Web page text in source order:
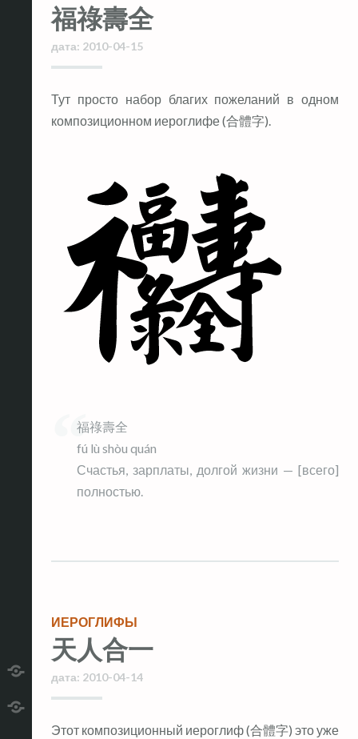
telegram
福祿壽全
дата: 2010-04-15
Тут просто набор благих пожеланий в одном
композиционном иероглифе (合體字).
福祿壽全
fú lù shòu quán
Счастья, зарплаты, долгой жизни — [всего]
полностью.
ИЕРОГЛИФЫ
天人合一
дата: 2010-04-14
Этот композиционный иероглиф (合體字) это уже